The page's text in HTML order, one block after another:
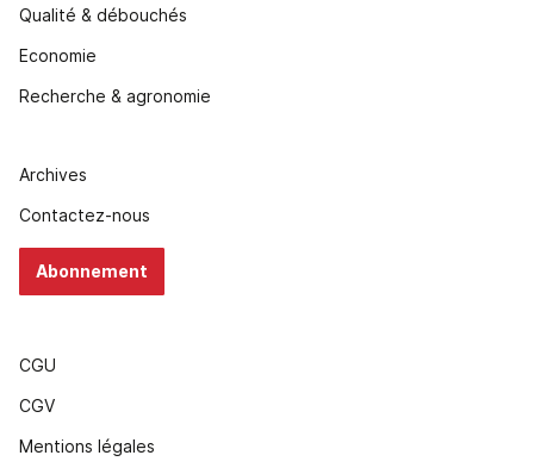
Qualité & débouchés
Economie
Recherche & agronomie
Archives
Contactez-nous
Abonnement
CGU
CGV
Mentions légales